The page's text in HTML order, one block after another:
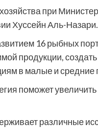
при
Хуссейн Аль-Назари.
16 рыбных
продукции,
в малые и средние
поможет
различные